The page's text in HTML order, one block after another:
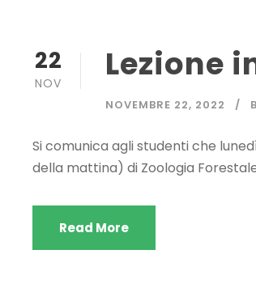
22
NOV Lezione
NOVEMBRE 22, 2022
Si comunica agli studenti che
della mattina) di Zoologia
Read More